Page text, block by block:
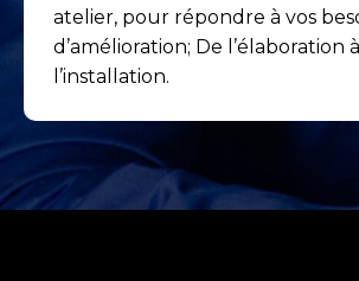
atelier, pour répondre à vos
d’amélioration; De l’élaboration à
l’installation.